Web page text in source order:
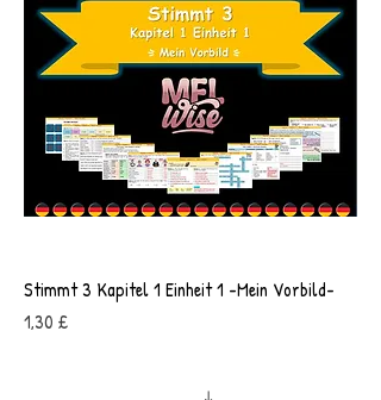
Stimmt 3 Kapitel 1 Einheit 1 -Mein Vorbild-
Preis
1,30 £